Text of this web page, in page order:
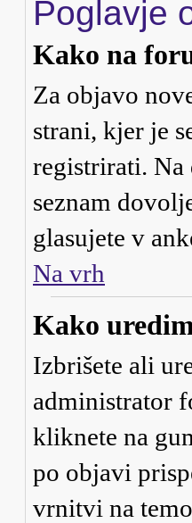
Poglavje
Kako na
Za objavo
strani, kjer je
registrirati.
seznam
glasujete v
Na vrh
Kako
Izbrišete ali
administrator
kliknete na
po objavi
vrnitvi na